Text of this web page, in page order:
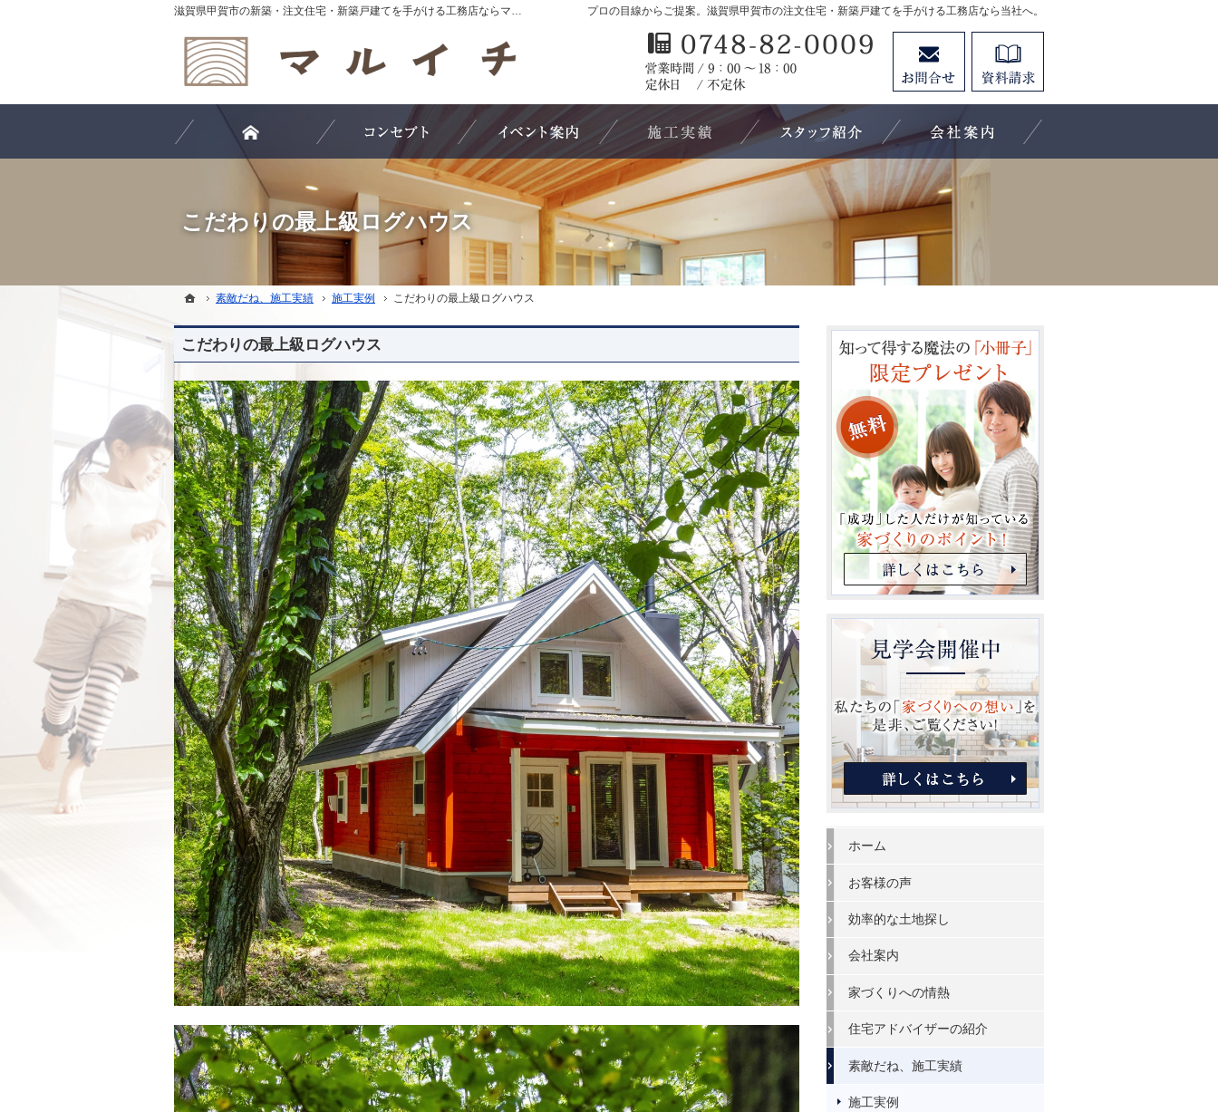
こだわりの最上級ログハウス
プロの目線からご提案。滋賀県甲賀市の注文住宅・新築戸建てを手がける工務店なら当社へ。
滋賀県甲賀市の新築・注文住宅・新築戸建てを手がける工務店ならマルイチ
ホーム
素敵だね、施工実績 施工実例 こだわりの最上級ログハウス
こだわりの最上級ログハウス
ホーム
お客様の声
効率的な土地探し
会社案内
家づくりへの情熱
住宅アドバイザーの紹介
素敵だね、施工実績
施工実例
ホーム
素敵だね、施工実績 施工実例 こだわりの最上級ログハウス
0748-82-0009
営業時間9:00～18:00 定休日：不定休
5つのこだわり 素敵だね、施工実績